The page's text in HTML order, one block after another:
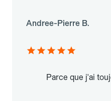
Andree-Pierre B.
Parce que j'ai